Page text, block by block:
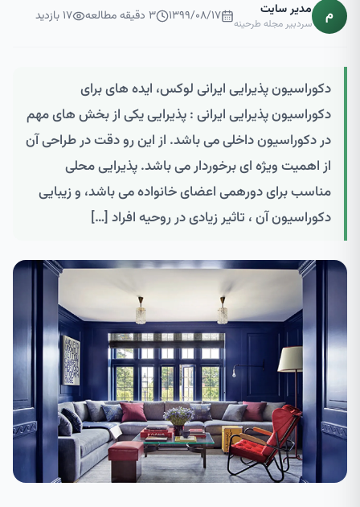
م مدیر سایت
سردبیر مجله طرحینه ۱۳۹۹/۰۸/۱۷ ۳ دقیقه مطالعه ۱۷بازدید
دکوراسیون پذیرایی ایرانی لوکس، ایده های برای
دکوراسیون پذیرایی ایرانی : پذیرایی یکی از بخش های مهم
در دکوراسیون داخلی می باشد. از این رو دقت در طراحی آن
از اهمیت ویژه ای برخوردار می باشد. پذیرایی محلی
مناسب برای دورهمی اعضای خانواده می باشد، و زیبایی
دکوراسیون آن ، تاثیر زیادی در روحیه افراد […]